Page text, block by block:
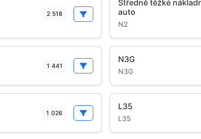
2 518
Středně těžké
auto
N2
1 441
N3G
N3G
1 026
L35
L35